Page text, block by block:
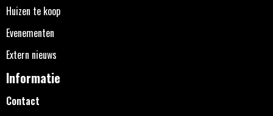
Huizen te koop
Evenementen
Extern nieuws
Informatie
Contact